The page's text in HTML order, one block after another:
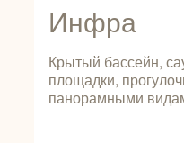
Инфра
Крытый бассейн,
площадки,
панорамными